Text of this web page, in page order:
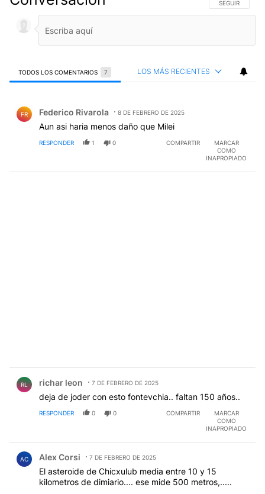
SIGA ESTA
SEGUIR
TODOS LOS COMENTARIOS 7 LOS MÁS RECIENTES
FR Federico Rivarola 8 DE FEBRERO DE 2025
Aun asi haria menos daño que Milei
RESPONDER 1 0 COMPARTIR
MARCAR
COMO
INAPROPIADO
RL richar leon 7 DE FEBRERO DE 2025
deja de joder con esto fontevchia.. faltan 150 años..
RESPONDER 0 0 COMPARTIR
MARCAR
COMO
INAPROPIADO
AC Alex Corsi 7 DE FEBRERO DE 2025
El asteroide de Chicxulub media entre 10 y 15
kilometros de dimiario.... ese mide 500 metros,.....